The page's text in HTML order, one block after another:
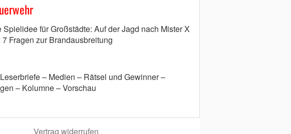
Spielidee für Großstädte: Auf der Jagd nach Mister X
7 Fragen zur Brandausbreitung
– Medien – Rätsel und Gewinner –
– Kolumne – Vorschau
Vertrag widerrufen